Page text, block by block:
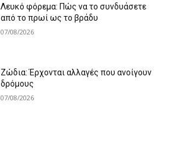
Λευκό φόρεμα: Πώς να το συνδυάσετε
από το πρωί ως το βράδυ
07/08/2026
Ζώδια: Έρχονται αλλαγές που ανοίγουν
δρόμους
07/08/2026